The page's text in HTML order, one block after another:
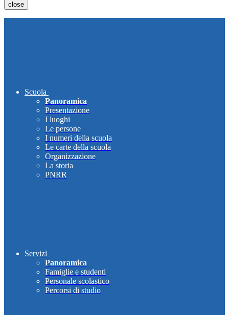
close
Scuola
Panoramica
Presentazione
I luoghi
Le persone
I numeri della scuola
Le carte della scuola
Organizzazione
La storia
PNRR
Servizi
Panoramica
Famiglie e studenti
Personale scolastico
Percorsi di studio